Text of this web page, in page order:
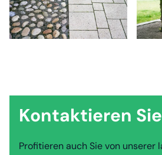
Kontaktieren
Profitieren auch Sie von unserer